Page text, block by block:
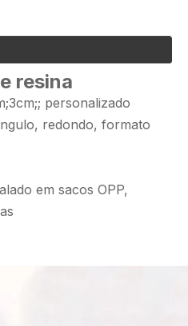
resina
personalizado
redondo, formato
em sacos OPP,